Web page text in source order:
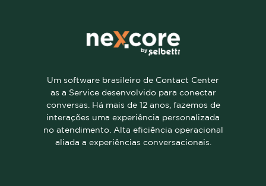
Um software brasileiro de Contact Center
as a Service desenvolvido para conectar
conversas. Há mais de 12 anos, fazemos de
interações uma experiência personalizada
no atendimento. Alta eficiência operacional
aliada a experiências conversacionais.